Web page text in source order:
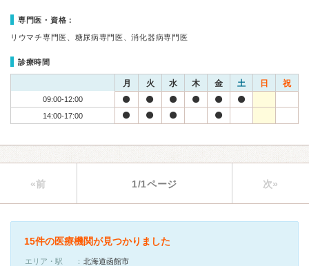
専門医・資格：
リウマチ専門医、糖尿病専門医、消化器病専門医
診療時間
月 火 水 木 金 土 日 祝
09:00-12:00
14:00-17:00
«前 1/1ページ 次»
15件の医療機関が見つかりました
エリア・駅
北海道函館市